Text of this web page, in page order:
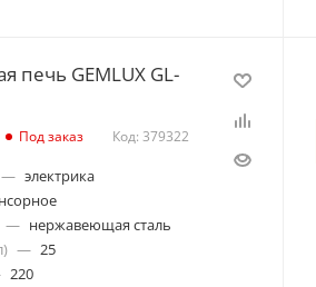
печь GEMLUX GL-
Под заказ Код: 379322
— электрика
— нержавеющая сталь
— 25
220